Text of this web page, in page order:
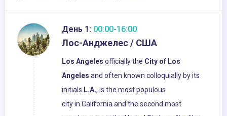
День 1: 00:00-16:00
Лос-Анджелес / США
Los Angeles officially the City of Los
Angeles and often known colloquially by its
initials L.A., is the most populous
city in California and the second most